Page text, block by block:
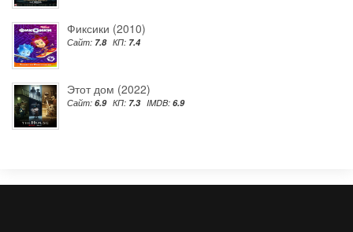
Фиксики (2010)
Сайт: 7.8 КП: 7.4
Этот дом (2022)
Сайт: 6.9 КП: 7.3 IMDB: 6.9